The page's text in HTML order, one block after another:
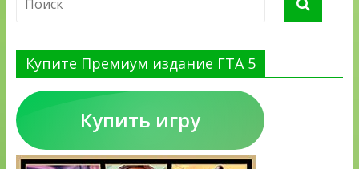
Купите Премиум издание ГТА 5
Купить игру